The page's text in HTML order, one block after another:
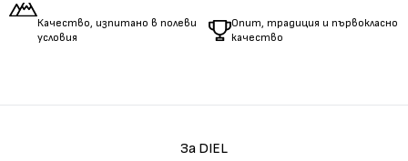
Качество, изпитано в полеви
условия
Опит, традиция и първокласно
качество
За DIEL